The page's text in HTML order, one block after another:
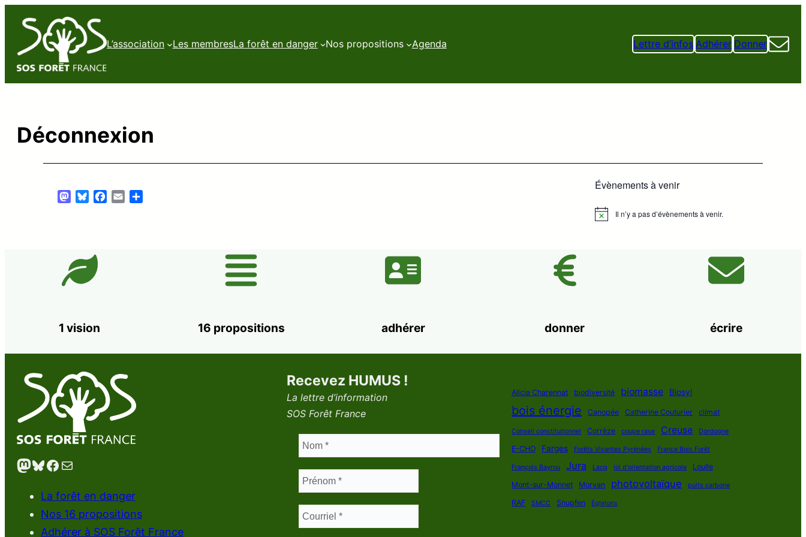
L’association Les membresLa forêt en danger Nos propositions Agenda Lettre d’infos Adhérer Donner
Déconnexion
Mastodon
BlueskyFacebook
Email
Évènements à venir
Notice Il n’y a pas d’évènements à venir.
1 vision 16 propositions adhérer donner écrire
Mastodon Bluesky Facebook E-mail
La forêt en danger
Nos 16 propositions
Adhérer à SOS Forêt France
Recevez HUMUS !
La lettre d’information
SOS Forêt France
Alicia Charennat biodiversité biomasse Biosyl
bois énergie Canopée Catherine Couturier climat
Conseil constitutionnel Corrèze coupe rase Creuse Dordogne
E-CHO Farges Forêts Vivantes Pyrénées France Bois Forêt
François Bayrou Jura Lacq loi d'orientation agricole
Loulle
Mont-sur-Monnet
Morvan photovoltaïque puits carbone
RAF SMCC Snupfen Égletons